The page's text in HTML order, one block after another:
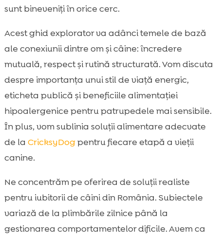

CricksyDog: soluții hipoalergenice și
 Rutine zilnice care fac diferența
 Gestionarea comportamentelor
provocatoare
Siguranță și prevenție: acasă, în mașină, în
natură
Comunitate și responsabilitate socială
sunt bineveniți în orice cerc.
Acest ghid explorator va adânci temele de bază
ale conexiunii dintre om și câine: încredere
mutuală, respect și rutină structurată. Vom discuta
despre importanța unui stil de viață energic,
eticheta publică și beneficiile alimentației
hipoalergenice pentru patrupedele mai sensibile.
În plus, vom sublinia soluţii alimentare adecvate
de la CricksyDogpentru fiecare etapă a vieții
canine.
Ne concentrăm pe oferirea de soluții realiste
pentru iubitorii de câini din România. Subiectele
variază de la plimbările zilnice până la
gestionarea comportamentelor dificile. Avem ca